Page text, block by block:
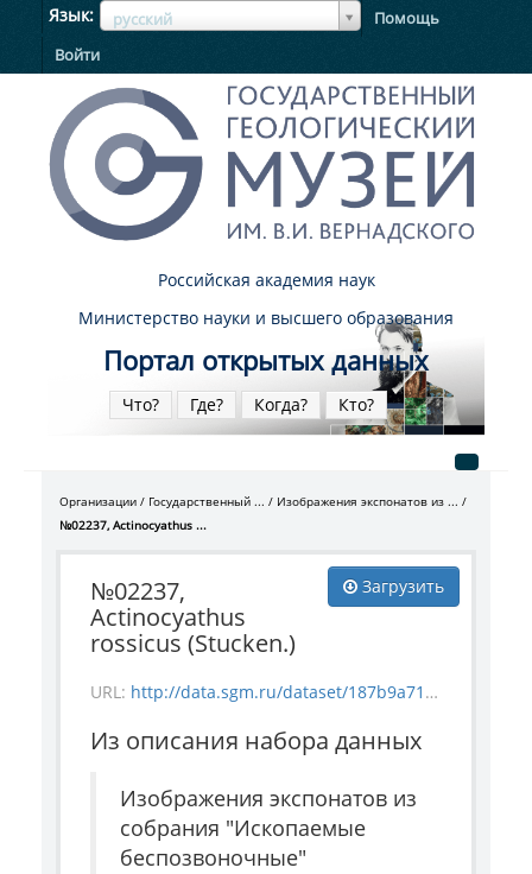
Язык русский
ЯзыкЯзык
Помощь
Войти
Российская академия наук
Министерство науки и высшего образования
Портал открытых данных
Что? Где? Когда? Кто?
Организации Государственный ...
Изображения экспонатов из ...
№02237, Actinocyathus ...
Загрузить
№02237,
Actinocyathus
rossicus (Stucken.)
URL: http://data.sgm.ru/dataset/187b9a71-4c85-43ec-99fe-080bdf792007/resource/14ca0c14-f85e-4b1f-ba11-eb870bfd732e/download/invertebrate_2237.jpg
Из описания набора данных
Изображения экспонатов из
собрания "Ископаемые
беспозвоночные"